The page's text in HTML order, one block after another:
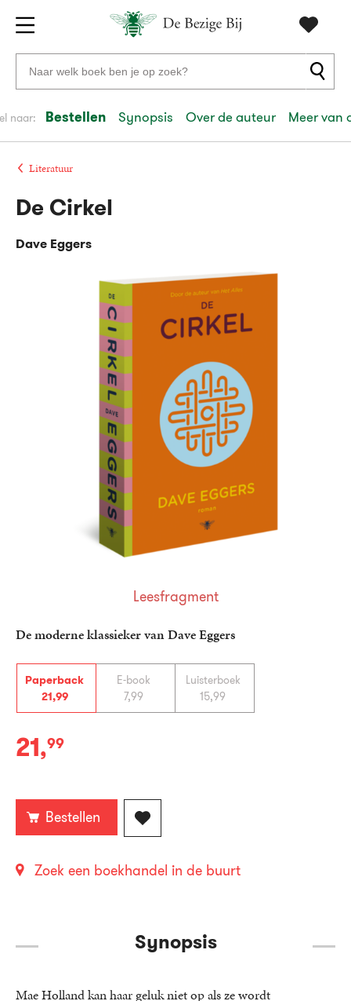
Gratis
verzending
vanaf
20
euro
Voor
23:59
volgendein
Veilig
Gratis
Zoeken
naar
auteurs
en
uitgevers
naar: Bestellen Synopsis Over de auteur Meer van
Literatuur
De moderne klassieker van Dave Eggers
Paperback
21,99
E-book
7,99
Luisterboek
15,99
Paperback:
21,99
Bestellen
Zoek een boekhandel in de buurt
De Cirkel
Dave Eggers
Leesfragment
Synopsis
Mae Holland kan haar geluk niet op als ze wordt